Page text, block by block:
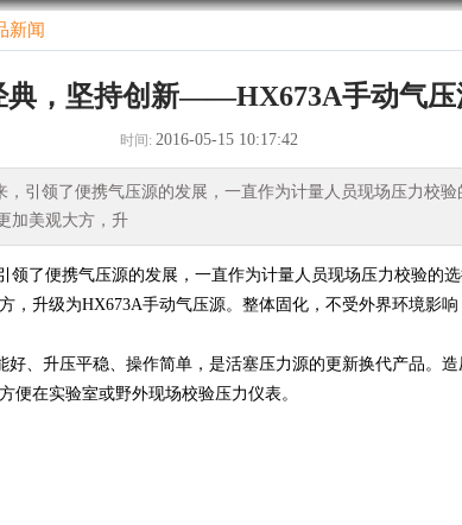
新闻
典，坚持创新——HX673A手动气压
时间: 2016-05-15 10:17:42
引领了便携气压源的发展，一直作为计量人员现场压力校验
加美观大方，升
了便携气压源的发展，一直作为计量人员现场压力校验的
，升级为HX673A手动气压源。整体固化，不受外界环境影
好、升压平稳、操作简单，是活塞压力源的更新换代产品。
便在实验室或野外现场校验压力仪表。